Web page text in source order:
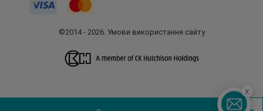
©2014 - 2026. Умови використання сайту
x